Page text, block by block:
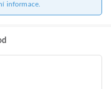
informace.